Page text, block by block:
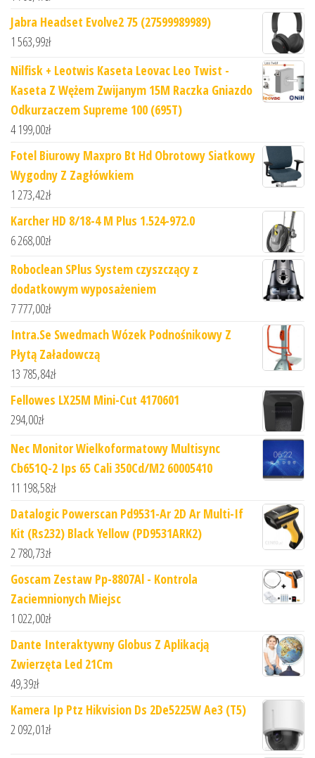
Jabra Headset Evolve2 75 (27599989989)
1 563,99zł
Nilfisk + Leotwis Kaseta Leovac Leo Twist -
Kaseta Z Wężem Zwijanym 15M Raczka Gniazdo
Odkurzaczem Supreme 100 (695T)
4 199,00zł
Fotel Biurowy Maxpro Bt Hd Obrotowy Siatkowy
Wygodny Z Zagłówkiem
1 273,42zł
Karcher HD 8/18-4 M Plus 1.524-972.0
6 268,00zł
Roboclean SPlus System czyszczący z
dodatkowym wyposażeniem
7 777,00zł
Intra.Se Swedmach Wózek Podnośnikowy Z
Płytą Załadowczą
13 785,84zł
Fellowes LX25M Mini-Cut 4170601
294,00zł
Nec Monitor Wielkoformatowy Multisync
Cb651Q-2 Ips 65 Cali 350Cd/M2 60005410
11 198,58zł
Datalogic Powerscan Pd9531-Ar 2D Ar Multi-If
Kit (Rs232) Black Yellow (PD9531ARK2)
2 780,73zł
Goscam Zestaw Pp-8807Al - Kontrola
Zaciemnionych Miejsc
1 022,00zł
Dante Interaktywny Globus Z Aplikacją
Zwierzęta Led 21Cm
49,39zł
Kamera Ip Ptz Hikvision Ds 2De5225W Ae3 (T5)
2 092,01zł